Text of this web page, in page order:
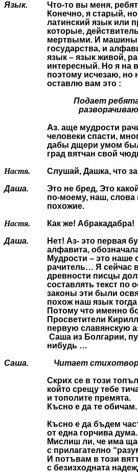
Язык.
Что-то вы меня,
Конечно, я старый, но
латинский язык или
которые,
мертвыми. И машины
государства, и
язык – язык живой,
интересный. Но я на
поэтому исчезаю, но
оставлю вам это :
Подает
Аз. аще мудрости
человеки спасти,
дабы дщери умом
град вятчан свой
Настя.
Слушай, Дашка, что
Даша.
Это не бред, Это
по-моему, наш, слова
похожие.
Настя.
Как же! Абракадабра!
Даша.
Нет! Аз- это первая
алфавита,
Мудрости – это наше
рачитель… Я сейчас
древности писцы
составлять текст по
законы эти были
похож наш язык
Потому что именно
Просветители
первую славянскую
Саша из Болгарии,
нибудь …
Саша.
Читает
Скрих се в този
който срещу тебе
и тополите премята.
Късно е да те обичам.
Късно е да бъдем
от една горчива дума.
Мислиш ли, че има
с прилагателно
И потъвам в този
с безизходната